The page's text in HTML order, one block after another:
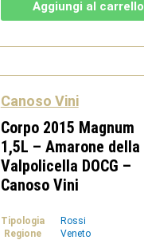
-
superiore
-
Vini
quantità
Aggiungi al carrello
Canoso Vini
Corpo 2015 Magnum
1,5L – Amarone della
Valpolicella DOCG –
Canoso Vini
Tipologia
Rossi
Regione
Veneto